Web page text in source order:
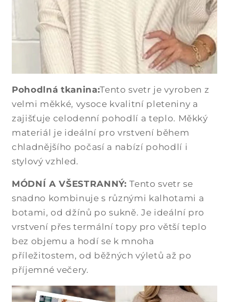
Pohodlná tkanina:Tento svetr je vyroben z
velmi měkké, vysoce kvalitní pleteniny a
zajišťuje celodenní pohodlí a teplo. Měkký
materiál je ideální pro vrstvení během
chladnějšího počasí a nabízí pohodlí i
stylový vzhled.
MÓDNÍ A VŠESTRANNÝ:Tento svetr se
snadno kombinuje s různými kalhotami a
botami, od džínů po sukně. Je ideální pro
vrstvení přes termální topy pro větší teplo
bez objemu a hodí se k mnoha
příležitostem, od běžných výletů až po
příjemné večery.